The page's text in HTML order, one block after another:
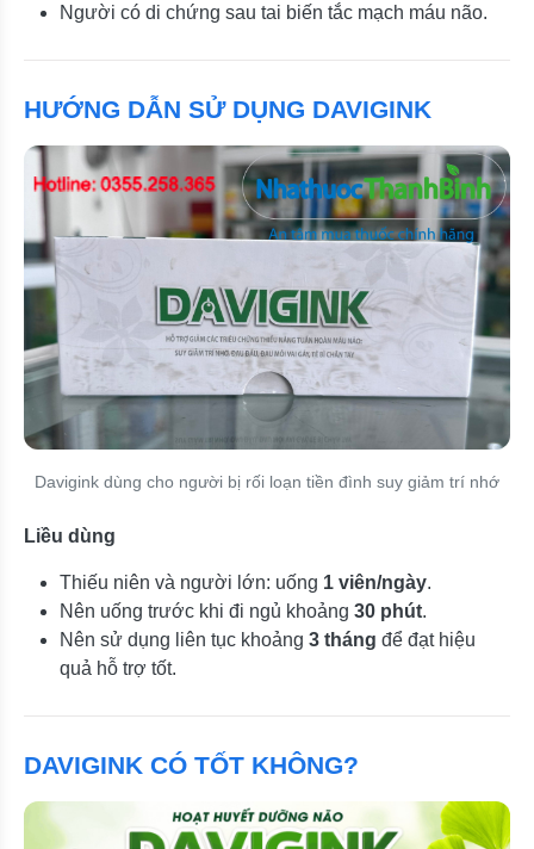
Người có di chứng sau tai biến tắc mạch máu não.
HƯỚNG DẪN SỬ DỤNG DAVIGINK
Davigink dùng cho người bị rối loạn tiền đình suy giảm trí nhớ
Liều dùng
Thiếu niên và người lớn: uống 1 viên/ngày.
Nên uống trước khi đi ngủ khoảng 30 phút.
Nên sử dụng liên tục khoảng 3 tháng để đạt hiệu
quả hỗ trợ tốt.
DAVIGINK CÓ TỐT KHÔNG?